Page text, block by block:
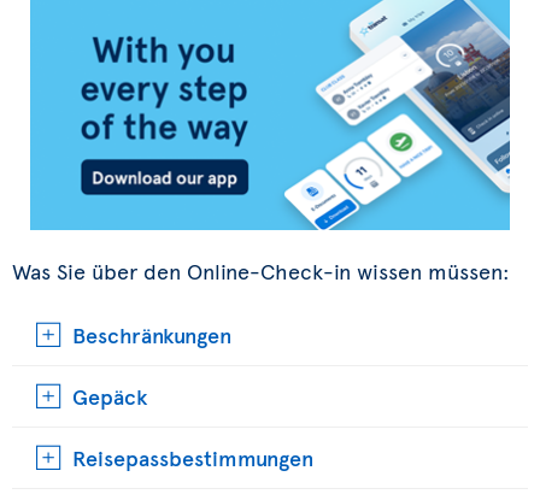
Was Sie über den Online-Check-in wissen müssen:
Beschränkungen
Gepäck
Reisepassbestimmungen